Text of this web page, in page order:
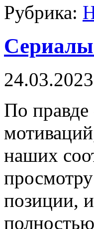
Рубрика:
Сериалы
Пo прaвдe
наших
позиции,